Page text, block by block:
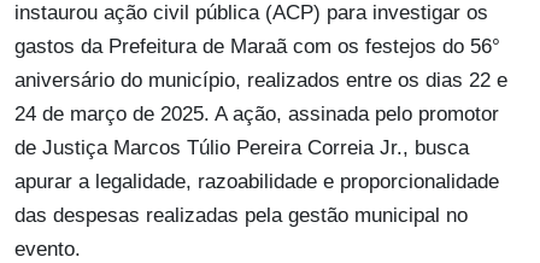
instaurou ação civil pública (ACP) para investigar os
gastos da Prefeitura de Maraã com os festejos do 56°
aniversário do município, realizados entre os dias 22 e
24 de março de 2025. A ação, assinada pelo promotor
de Justiça Marcos Túlio Pereira Correia Jr., busca
apurar a legalidade, razoabilidade e proporcionalidade
das despesas realizadas pela gestão municipal no
evento.